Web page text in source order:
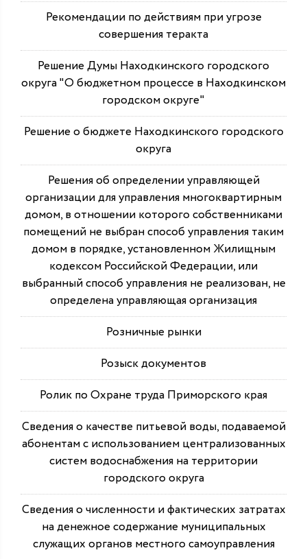
Рекомендации по действиям при угрозе
совершения теракта
Решение Думы Находкинского городского
округа "О бюджетном процессе в Находкинском
городском округе"
Решение о бюджете Находкинского городского
округа
Решения об определении управляющей
организации для управления многоквартирным
домом, в отношении которого собственниками
помещений не выбран способ управления таким
домом в порядке, установленном Жилищным
кодексом Российской Федерации, или
выбранный способ управления не реализован, не
определена управляющая организация
Розничные рынки
Розыск документов
Ролик по Охране труда Приморского края
Сведения о качестве питьевой воды, подаваемой
абонентам с использованием централизованных
систем водоснабжения на территории
городского округа
Сведения о численности и фактических затратах
на денежное содержание муниципальных
служащих органов местного самоуправления